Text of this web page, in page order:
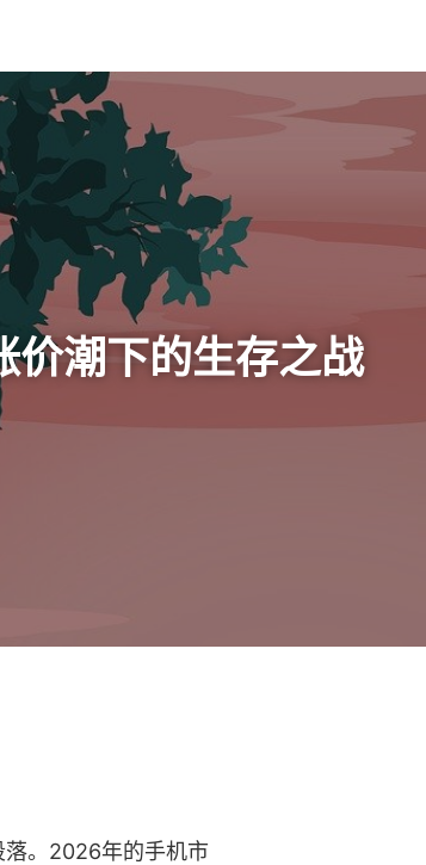
价潮下的生存之战
。2026年的手机市